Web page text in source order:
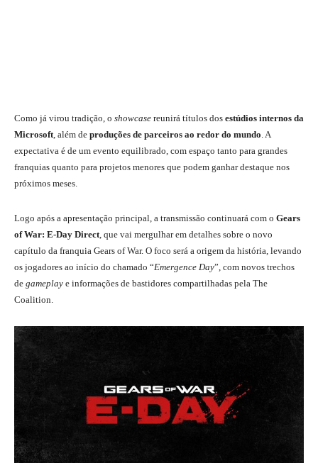
Como já virou tradição, o showcase reunirá títulos dos estúdios internos da
Microsoft, além de produções de parceiros ao redor do mundo. A
expectativa é de um evento equilibrado, com espaço tanto para grandes
franquias quanto para projetos menores que podem ganhar destaque nos
próximos meses.
Logo após a apresentação principal, a transmissão continuará com o Gears
of War: E-Day Direct, que vai mergulhar em detalhes sobre o novo
capítulo da franquia Gears of War. O foco será a origem da história, levando
os jogadores ao início do chamado “Emergence Day”, com novos trechos
de gameplay e informações de bastidores compartilhadas pela The
Coalition.